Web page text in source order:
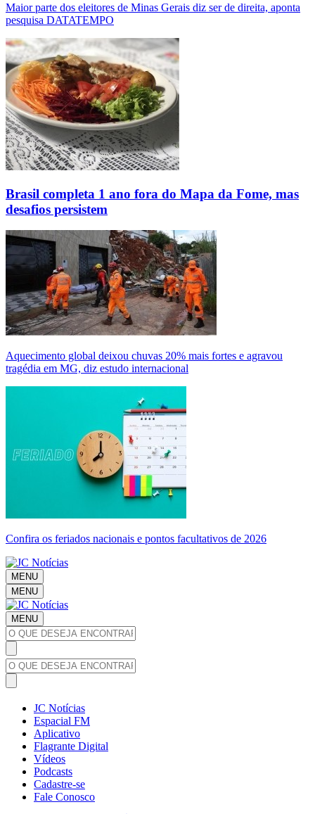
Maior parte dos eleitores de Minas Gerais diz ser de direita, aponta
pesquisa DATATEMPO
Brasil completa 1 ano fora do Mapa da Fome, mas
desafios persistem
Aquecimento global deixou chuvas 20% mais fortes e agravou
tragédia em MG, diz estudo internacional
Confira os feriados nacionais e pontos facultativos de 2026
MENU
MENU
MENU
JC Notícias
Espacial FM
Aplicativo
Flagrante Digital
Vídeos
Podcasts
Cadastre-se
Fale Conosco